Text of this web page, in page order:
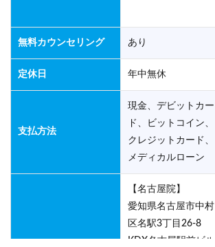
無料カウンセリング あり
定休日 年中無休
支払方法
現金、デビットカー
ド、ビットコイン、
クレジットカード、
メディカルローン
【名古屋院】
愛知県名古屋市中村
区名駅3丁目26-8
KDX名古屋駅前ビル